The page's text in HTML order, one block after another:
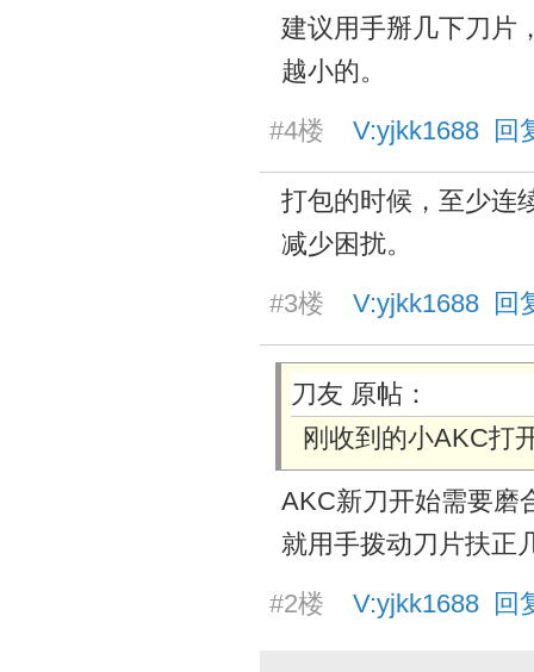
建议用手掰几下刀片
越小的。
#4楼 V:yjkk1688 回
打包的时候，至少连
减少困扰。
#3楼 V:yjkk1688 回
刀友 原帖：
刚收到的小AKC打
AKC新刀开始需要磨
就用手拨动刀片扶正
#2楼 V:yjkk1688 回